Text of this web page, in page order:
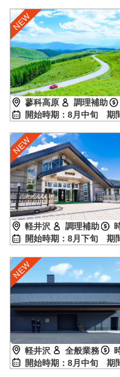
蓼科高原 調理補助
開始時期：8月中旬 期
軽井沢 調理補助
開始時期：8月下旬 期
軽井沢 全般業務
開始時期：8月中旬 期